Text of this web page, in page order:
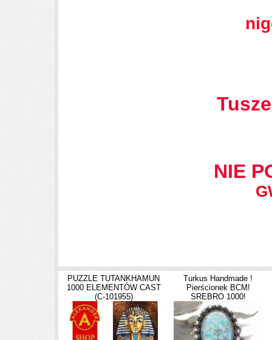
NIE
PUZZLE TUTANKHAMUN
1000 ELEMENTÓW CAST
(C-101955)
Turkus Handmade !
Pierścionek BCM!
SREBRO 1000!